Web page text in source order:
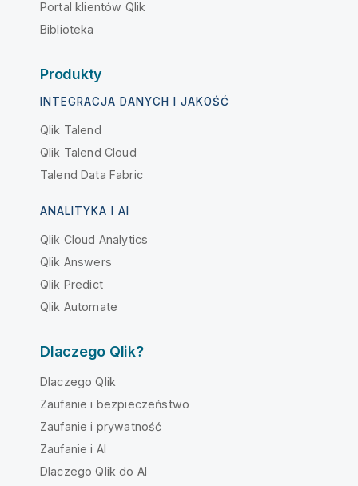
Portal klientów Qlik
Biblioteka
Produkty
INTEGRACJA DANYCH I JAKOŚĆ
Qlik Talend
Qlik Talend Cloud
Talend Data Fabric
ANALITYKA I AI
Qlik Cloud Analytics
Qlik Answers
Qlik Predict
Qlik Automate
Dlaczego Qlik?
Dlaczego Qlik
Zaufanie i bezpieczeństwo
Zaufanie i prywatność
Zaufanie i AI
Dlaczego Qlik do AI